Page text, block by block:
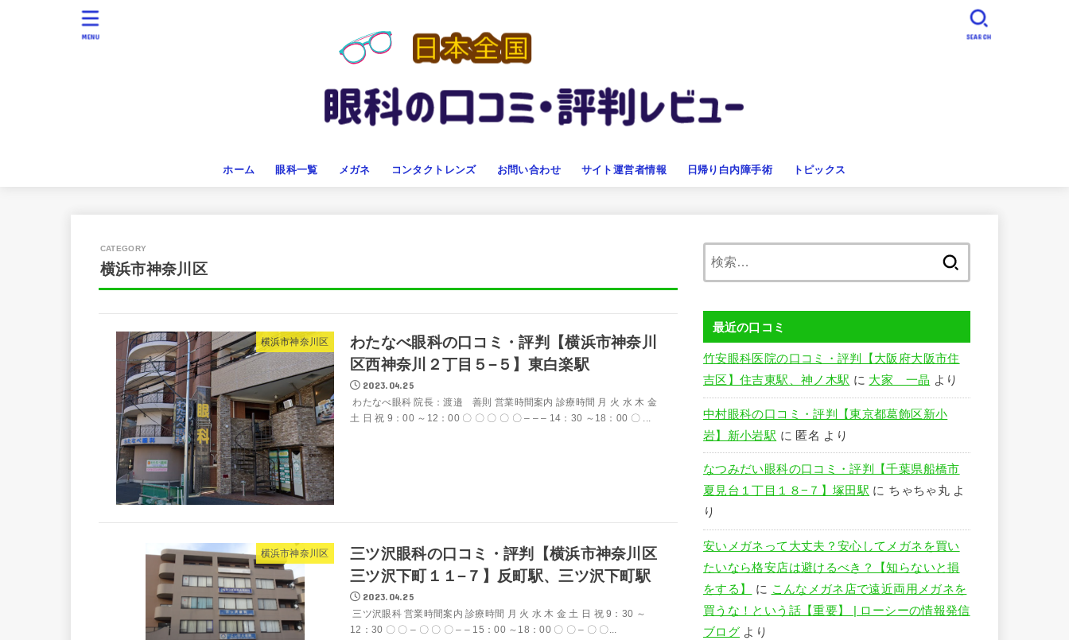
ホーム 眼科一覧 メガネ コンタクトレンズ お問い合わせ サイト運営者情報 日帰り白内障手術 トピックス
SEARCH
MENU
横浜市神奈川区
横浜市神奈川区
わたなべ眼科の口コミ・評判【横浜市神奈川
区西神奈川２丁目５−５】東白楽駅
2023.04.25
わたなべ眼科 院長：渡邉 善則 営業時間案内 診療時間 月 火 水 木 金
土 日 祝 9：00 ～12：00 〇 〇 〇 〇 〇 – – – 14：30 ～18：00 〇 ...
横浜市神奈川区
三ツ沢眼科の口コミ・評判【横浜市神奈川区
三ツ沢下町１１−７】反町駅、三ツ沢下町駅
2023.04.25
三ツ沢眼科 営業時間案内 診療時間 月 火 水 木 金 土 日 祝 9：30 ～
12：30 〇 〇 – 〇 〇 〇 – – 15：00 ～18：00 〇 〇 – 〇 〇...
最近の口コミ
竹安眼科医院の口コミ・評判【大阪府大阪市住
吉区】住吉東駅、神ノ木駅 に 大家 一晶 より
中村眼科の口コミ・評判【東京都葛飾区新小
岩】新小岩駅 に 匿名 より
なつみだい眼科の口コミ・評判【千葉県船橋市
夏見台１丁目１８−７】塚田駅 に ちゃちゃ丸 よ
り
安いメガネって大丈夫？安心してメガネを買い
たいなら格安店は避けるべき？【知らないと損
をする】
に こんなメガネ店で遠近両用メガネを
買うな！という話【重要】 | ローシーの情報発信
ブログ より